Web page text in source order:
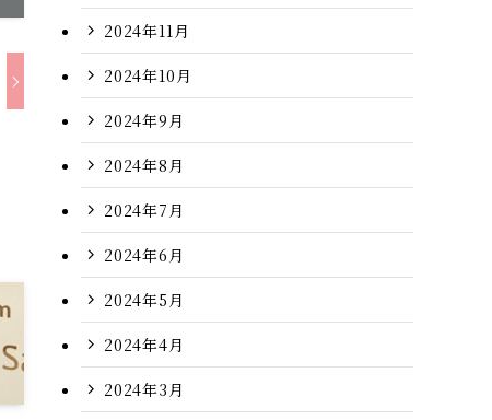
2024年11月
2024年10月
2024年9月
2024年8月
2024年7月
2024年6月
2024年5月
2024年4月
2024年3月